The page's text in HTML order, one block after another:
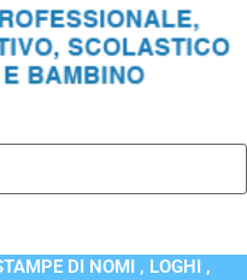
DI NOMI , LOGHI ,